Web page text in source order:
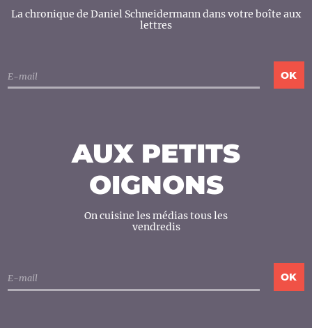
La chronique de Daniel Schneidermann dans votre boîte aux
lettres
AUX PETITS
OIGNONS
On cuisine les médias tous les
vendredis